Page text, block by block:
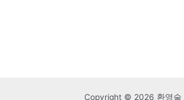
Copyright © 2026 환영술